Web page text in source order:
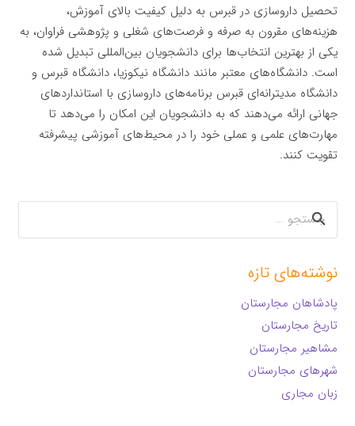
تحصیل داروسازی در قبرس به دلیل کیفیت بالای آموزش،
هزینه‌های مقرون به صرفه و فرصت‌های شغلی و پژوهشی فراوان، به
یکی از بهترین انتخاب‌ها برای دانشجویان بین‌المللی تبدیل شده
است. دانشگاه‌های معتبر مانند دانشگاه نیکوزیا، دانشگاه قبرس و
دانشگاه مدیترانه‌ای قبرس برنامه‌های داروسازی با استانداردهای
جهانی ارائه می‌دهند که به دانشجویان این امکان را می‌دهد تا
مهارت‌های علمی و عملی خود را در محیط‌های آموزشی پیشرفته
تقویت کنند.
جستجو
برای:
نوشته‌های تازه
پادشاهان مجارستان
تاریخ مجارستان
مشاهیر مجارستان
شهرهای مجارستان
زبان مجاری